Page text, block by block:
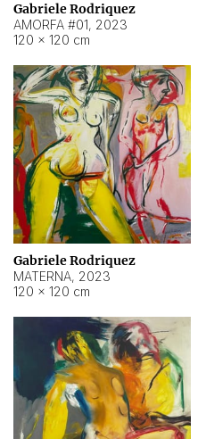
Gabriele Rodriquez
AMORFA #01, 2023
120 × 120 cm
Gabriele Rodriquez
MATERNA, 2023
120 × 120 cm